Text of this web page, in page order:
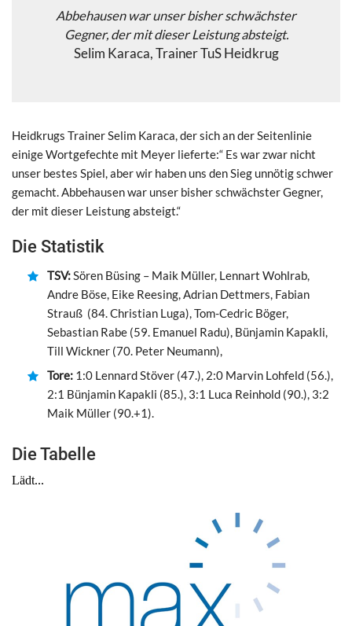
Abbehausen war unser bisher schwächster
Gegner, der mit dieser Leistung absteigt.
Selim Karaca, Trainer TuS Heidkrug
Heidkrugs Trainer Selim Karaca, der sich an der Seitenlinie
einige Wortgefechte mit Meyer lieferte:“ Es war zwar nicht
unser bestes Spiel, aber wir haben uns den Sieg unnötig schwer
gemacht. Abbehausen war unser bisher schwächster Gegner,
der mit dieser Leistung absteigt.“
Die Statistik
TSV:Sören Büsing – Maik Müller, Lennart Wohlrab,
Andre Böse, Eike Reesing, Adrian Dettmers, Fabian
Strauß (84. Christian Luga), Tom-Cedric Böger,
Sebastian Rabe (59. Emanuel Radu), Bünjamin Kapakli,
Till Wickner (70. Peter Neumann),
Tore: 1:0 Lennard Stöver (47.), 2:0 Marvin Lohfeld (56.),
2:1 Bünjamin Kapakli (85.), 3:1 Luca Reinhold (90.), 3:2
Maik Müller (90.+1).
Die Tabelle